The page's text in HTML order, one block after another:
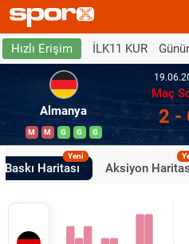
Hızlı Erişim İLK11 KUR
Almanya
M M G G G
Maç
2 -
Baskı Haritası
Yeni
Aksiyon